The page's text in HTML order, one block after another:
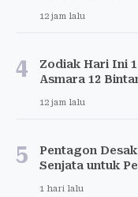
12 jam lalu
4
Zodiak Hari Ini
Asmara 12
12 jam lalu
5
Pentagon
Senjata untuk
1 hari lalu